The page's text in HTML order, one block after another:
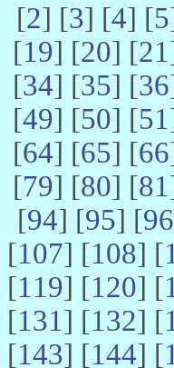
[2] [3] [4] [5
[19] [20] [21
[34] [35] [36
[49] [50] [51
[64] [65] [66
[79] [80] [81
[94] [95] [96
[107] [108] [
[119] [120] [
[131] [132] [
[143] [144] [